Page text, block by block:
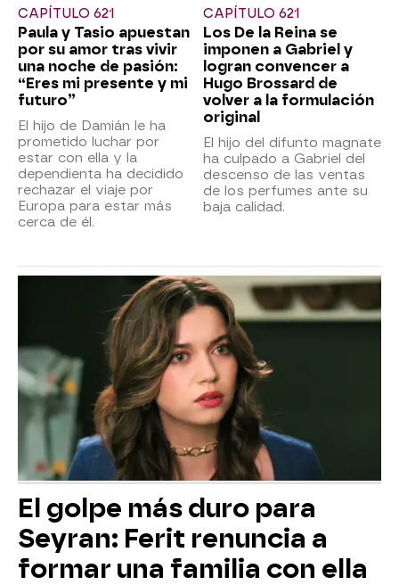
CAPÍTULO 621
Paula y Tasio apuestan
por su amor tras vivir
una noche de pasión:
“Eres mi presente y mi
futuro”
El hijo de Damián le ha
prometido luchar por
estar con ella y la
dependienta ha decidido
rechazar el viaje por
Europa para estar más
cerca de él.
CAPÍTULO 621
Los De la Reina se
imponen a Gabriel y
logran convencer a
Hugo Brossard de
volver a la formulación
original
El hijo del difunto magnate
ha culpado a Gabriel del
descenso de las ventas
de los perfumes ante su
baja calidad.
El golpe más duro para
Seyran: Ferit renuncia a
formar una familia con ella